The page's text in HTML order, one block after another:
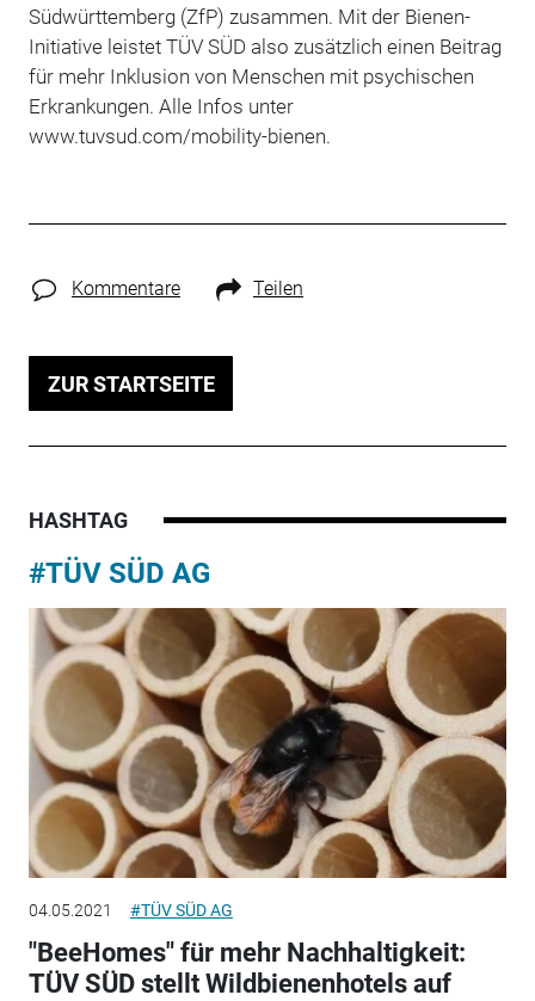
Südwürttemberg (ZfP) zusammen. Mit der Bienen-
Initiative leistet TÜV SÜD also zusätzlich einen Beitrag
für mehr Inklusion von Menschen mit psychischen
Erkrankungen. Alle Infos unter
www.tuvsud.com/mobility-bienen.
Kommentare Teilen
ZUR STARTSEITE
HASHTAG
#TÜV SÜD AG
04.05.2021 #TÜV SÜD AG
"BeeHomes" für mehr Nachhaltigkeit:
TÜV SÜD stellt Wildbienenhotels auf